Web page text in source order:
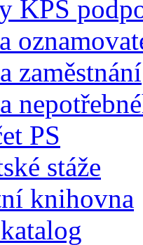
KPS
zaměstnání
PS
stáže
knihovna